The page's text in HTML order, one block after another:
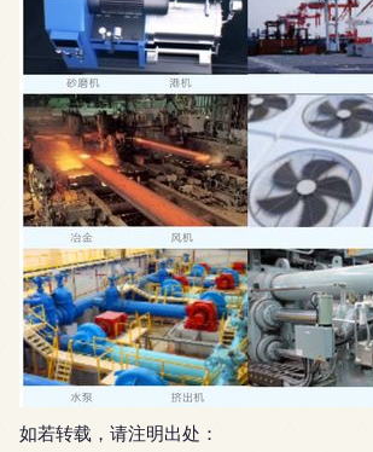
如若转载，请注明出处：